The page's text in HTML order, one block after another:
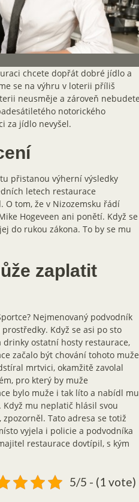
chcete dopřát dobré jídlo a
se na výhru v loterii příliš
neusměje a zároveň nebudete
notorického
za jídlo nevyšel.
přistanou výherní výsledky
letech restaurace
tom, že v Nizozemsku řádí
Hogeveen ani ponětí. Když se
do rukou zákona. To by se mu
zaplatit
Nejmenovaný podvodník
Když se asi po sto
ostatní hosty restaurace,
začalo být chování tohoto muže
mrtvici, okamžitě zavolal
pro který by muže
bylo muže i tak líto a nabídl mu
mu neplatič hlásil svou
Tato adresa se totiž
vyjela i policie a podvodníka
restaurace dovtípil, s kým
5/5 - (1 vote)